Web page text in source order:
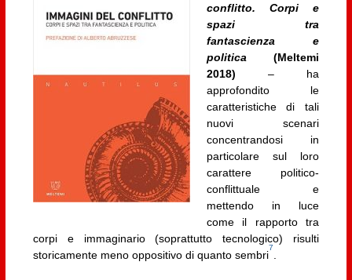
conflitto. Corpi e
spazi tra
fantascienza e
politica (Meltemi
2018) – ha
approfondito le
caratteristiche di tali
nuovi scenari
concentrandosi in
particolare sul loro
carattere politico-
conflittuale e
mettendo in luce
come il rapporto tra
corpi e immaginario (soprattutto tecnologico) risulti
storicamente meno oppositivo di quanto sembri
7